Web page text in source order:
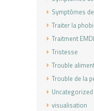
Symptômes
Traiter la
Traitment
Tristesse
Trouble
Trouble de la
Uncategorized
visualisation